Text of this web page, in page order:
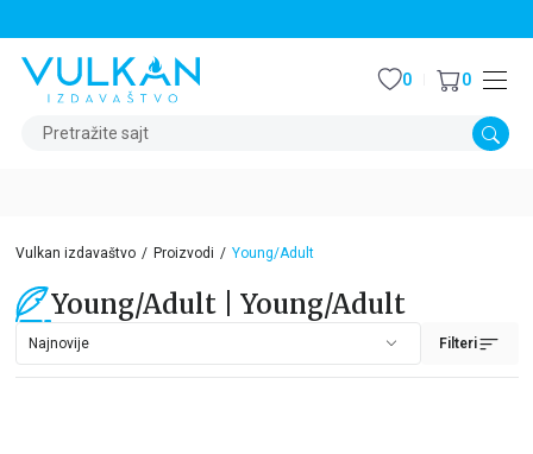
Pretražite sajt
0 0
Vulkan izdavaštvo Proizvodi Young/Adult
Young/Adult | Young/Adult
Filteri